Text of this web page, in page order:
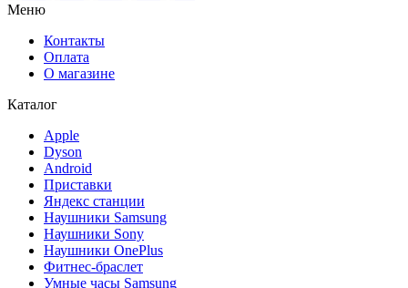
Меню
Контакты
Оплата
О магазине
Каталог
Apple
Dyson
Android
Приставки
Яндекс станции
Наушники Samsung
Наушники Sony
Наушники OnePlus
Фитнес-браслет
Умные часы Samsung